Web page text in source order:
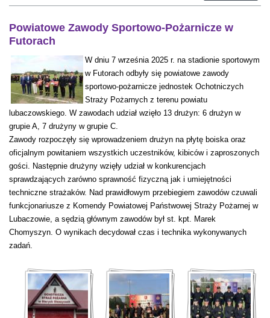
Powiatowe Zawody Sportowo-Pożarnicze w
Futorach
W dniu 7 września 2025 r. na stadionie sportowym
w Futorach odbyły się powiatowe zawody
sportowo-pożarnicze jednostek Ochotniczych
Straży Pożarnych z terenu powiatu
lubaczowskiego. W zawodach udział wzięło 13 drużyn: 6 drużyn w
grupie A, 7 drużyny w grupie C.
Zawody rozpoczęły się wprowadzeniem drużyn na płytę boiska oraz
oficjalnym powitaniem wszystkich uczestników, kibiców i zaproszonych
gości. Następnie drużyny wzięły udział w konkurencjach
sprawdzających zarówno sprawność fizyczną jak i umiejętności
techniczne strażaków. Nad prawidłowym przebiegiem zawodów czuwali
funkcjonariusze z Komendy Powiatowej Państwowej Straży Pożarnej w
Lubaczowie, a sędzią głównym zawodów był st. kpt. Marek
Chomyszyn. O wynikach decydował czas i technika wykonywanych
zadań.